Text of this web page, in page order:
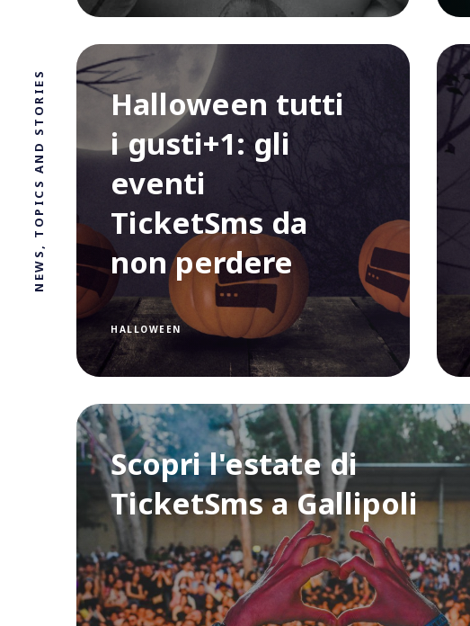
NEWS, TOPICS AND STORIES
Halloween tutti
i gusti+1: gli
eventi
TicketSms da
non perdere
HALLOWEEN
Scopri l'estate di
TicketSms a Gallipoli